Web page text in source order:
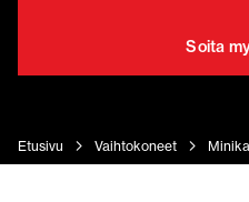
Soita
Etusivu Vaihtokoneet